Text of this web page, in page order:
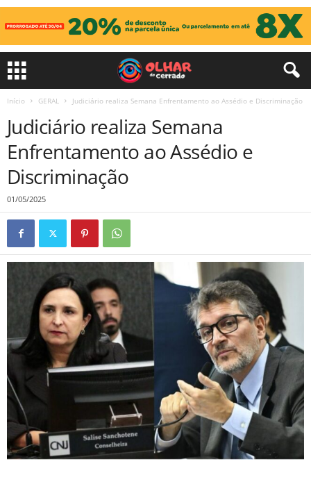
Início GERAL Judiciário realiza Semana Enfrentamento ao Assédio e Discriminação
Judiciário realiza Semana
Enfrentamento ao Assédio e
Discriminação
01/05/2025